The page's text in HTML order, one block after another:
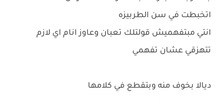
اتخبطت في سن الطربيزه
انتي مبتفهميش قولتلك تعبان وعاوز انام اي لازم
تتهزقي عشان تفهمي
ديالا بخوف منه وبتقطع في كلامها